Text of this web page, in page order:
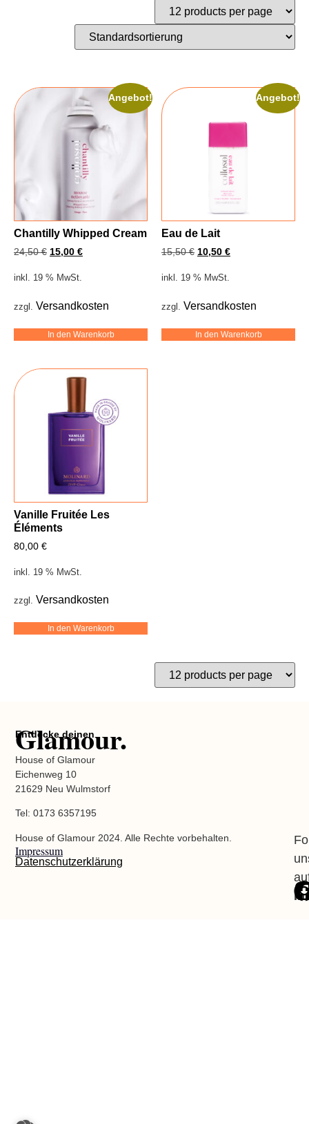
Angebot!
Chantilly Whipped Cream
24,50€ 15,00 €
inkl. 19 % MwSt.
zzgl. Versandkosten
In den Warenkorb
Angebot!
Eau de Lait
15,50€ 10,50 €
inkl. 19 % MwSt.
zzgl. Versandkosten
In den Warenkorb
Vanille Fruitée Les
Éléments
80,00 €
inkl. 19 % MwSt.
zzgl. Versandkosten
In den Warenkorb
Entdecke deinen
Glamour.
House of Glamour
Eichenweg 10
21629 Neu Wulmstorf
Tel: 0173 6357195
House of Glamour 2024. Alle Rechte vorbehalten.
Impressum
Datenschutzerklärung